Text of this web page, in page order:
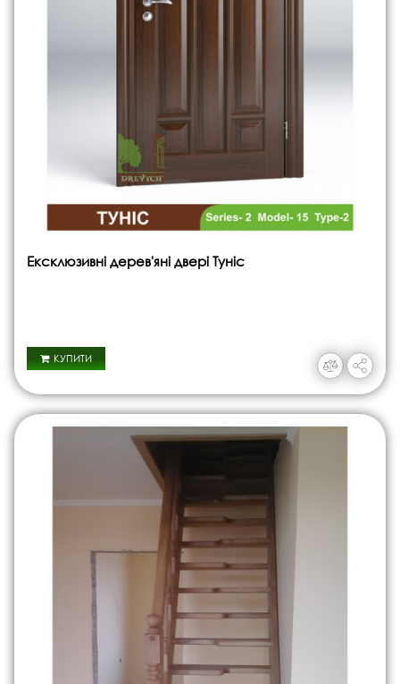
Ексклюзивні дерев'яні двері Туніс
КУПИТИ